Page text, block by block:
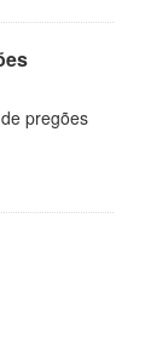
pregões